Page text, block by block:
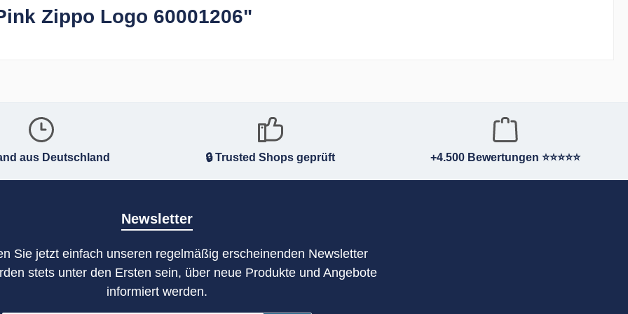
Zippo Logo 60001206"
aus Deutschland 🔒 Trusted Shops geprüft +4.500 Bewertungen ⭐⭐⭐⭐⭐
Newsletter
Sie jetzt einfach unseren regelmäßig erscheinenden Newsletter
stets unter den Ersten sein, über neue Produkte und Angebote
informiert werden.